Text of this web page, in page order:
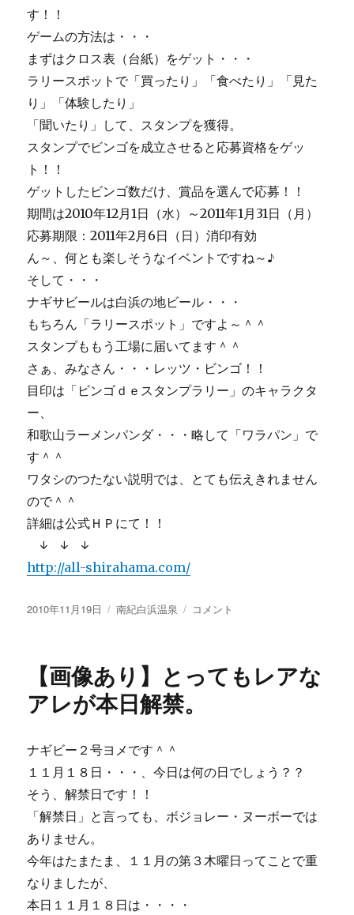
す！！
ゲームの方法は・・・
まずはクロス表（台紙）をゲット・・・
ラリースポットで「買ったり」「食べたり」「見た
り」「体験したり」
「聞いたり」して、スタンプを獲得。
スタンプでビンゴを成立させると応募資格をゲッ
ト！！
ゲットしたビンゴ数だけ、賞品を選んで応募！！
期間は2010年12月1日（水）～2011年1月31日（月）
応募期限：2011年2月6日（日）消印有効
ん～、何とも楽しそうなイベントですね～♪
そして・・・
ナギサビールは白浜の地ビール・・・
もちろん「ラリースポット」ですよ～＾＾
スタンプももう工場に届いてます＾＾
さぁ、みなさん・・・レッツ・ビンゴ！！
目印は「ビンゴｄｅスタンプラリー」のキャラクタ
ー、
和歌山ラーメンパンダ・・・略して「ワラパン」で
す＾＾
ワタシのつたない説明では、とても伝えきれません
ので＾＾
詳細は公式ＨＰにて！！
↓ ↓ ↓
http://all-shirahama.com/
投
2010年11月19日
カ
ー
南紀白浜温泉
【画
総
額
３
円！！
ゴ
ｅ
コメント
【画像あり】とってもレアな
アレが本日解禁。
ナギビー２号ヨメです＾＾
１１月１８日・・・、今日は何の日でしょう？？
そう、解禁日です！！
「解禁日」と言っても、ボジョレー・ヌーボーでは
ありません。
今年はたまたま、１１月の第３木曜日ってことで重
なりましたが、
本日１１月１８日は・・・・